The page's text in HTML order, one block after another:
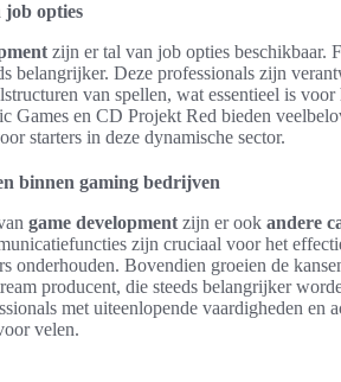
job opties
zijn er tal van job opties beschikbaar.
belangrijker. Deze professionals zijn
van spellen, wat essentieel is
Games en CD Projekt Red bieden
starters in deze dynamische sector.
binnen gaming bedrijven
game development zijn er ook andere
zijn cruciaal voor het
onderhouden. Bovendien groeien de
producent, die steeds belangrijker
met uiteenlopende vaardigheden en
velen.